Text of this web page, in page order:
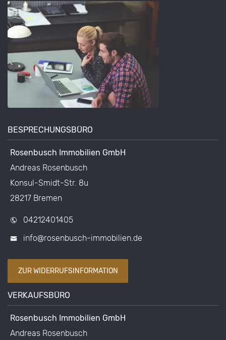
BESPRECHUNGSBÜRO
Rosenbusch Immobilien GmbH
Andreas Rosenbusch
Konsul-Smidt-Str. 8u
28217 Bremen
04212401405
info@rosenbusch-immobilien.de
ZUR WIDERRUFSINFORMATION
VERKAUFSBÜRO
Rosenbusch Immobilien GmbH
Andreas Rosenbusch